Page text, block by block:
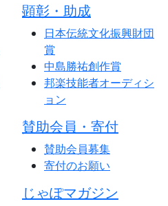
顕彰・助成
日本伝統文化振興財団
賞
中島勝祐創作賞
邦楽技能者オーディシ
ョン
賛助会員・寄付
賛助会員募集
寄付のお願い
じゃぽマガジン